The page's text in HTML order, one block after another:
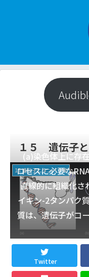
１５ 遺伝子
15 遺伝子とタンパク質
(a)染色体上に存
ロセスに必要な
直線的に組織化さ
イキン-2タンパク
質は、遺伝子がコ
Twitter